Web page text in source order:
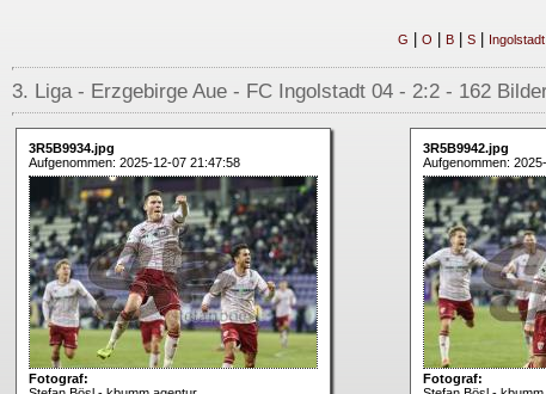
G O B| S| Ingolstadt
3. Liga - Erzgebirge Aue - FC Ingolstadt 04 - 2:2 - 162
3R5B9934.jpg
Aufgenommen: 2025-12-07 21:47:58
Fotograf:
3R5B9942.jpg
Aufgenommen:
Fotograf: